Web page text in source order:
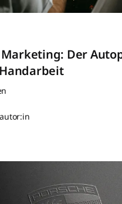
Der